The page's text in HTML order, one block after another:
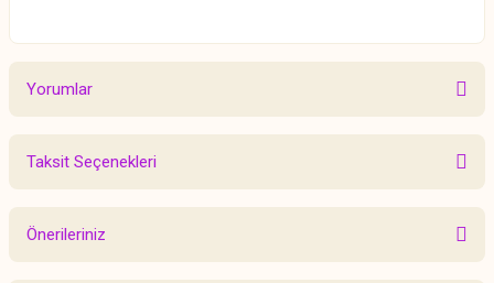
Yorumlar
Taksit Seçenekleri
Önerileriniz